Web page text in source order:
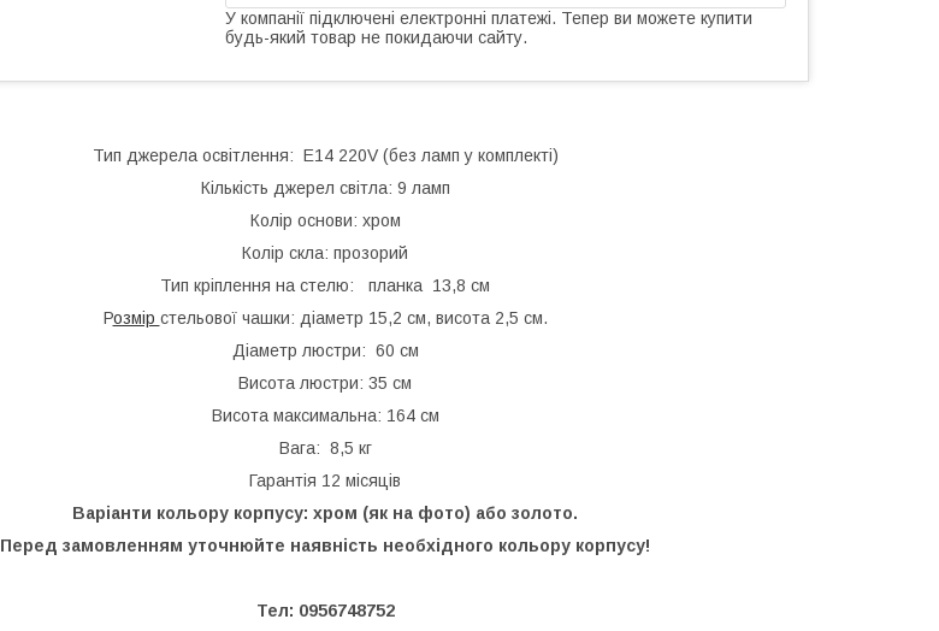
У компанії підключені електронні платежі. Тепер ви можете купити
будь-який товар не покидаючи сайту.
Тип джерела освітлення: E14 220V (без ламп у комплекті)
Кількість джерел світла: 9 ламп
Колір основи: хром
Колір скла: прозорий
Тип кріплення на стелю: планка 13,8 см
Розмір стельової чашки: діаметр 15,2 см, висота 2,5 см.
Діаметр люстри: 60 см
Висота люстри: 35 см
Висота максимальна: 164 см
Вага: 8,5 кг
Гарантія 12 місяців
Варіанти кольору корпусу: хром (як на фото) або золото.
Перед замовленням уточнюйте наявність необхідного кольору корпусу!
Тел: 0956748752